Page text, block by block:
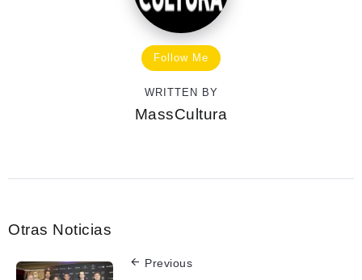
Follow Me
WRITTEN BY
MassCultura
Otras Noticias
Previous